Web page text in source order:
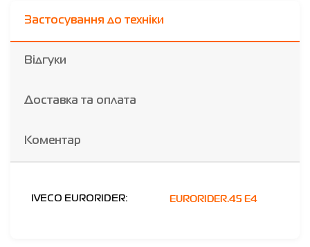
Застосування до техніки
Відгуки
Доставка та оплата
Коментар
IVECO EURORIDER: EURORIDER.45 E4